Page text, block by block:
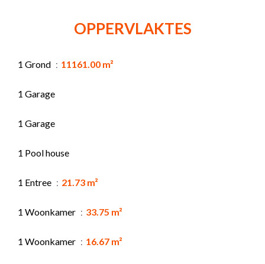
OPPERVLAKTES
1 Grond 11161.00 m²
1 Garage
1 Garage
1 Pool house
1 Entree 21.73 m²
1 Woonkamer 33.75 m²
1 Woonkamer 16.67 m²